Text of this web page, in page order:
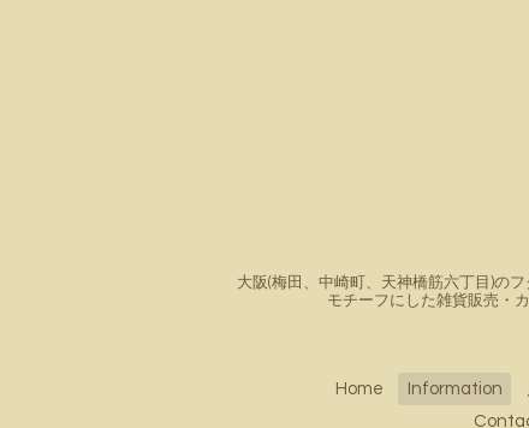
大阪(梅田、中崎町、天神橋筋六丁目)の
モチーフにした雑貨販売・
Home Information